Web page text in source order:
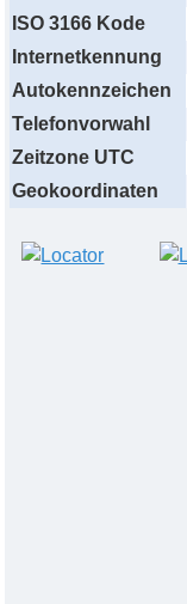
ISO 3166 Kode
Internetkennung
Autokennzeichen
Telefonvorwahl
Zeitzone UTC
Geokoordinaten